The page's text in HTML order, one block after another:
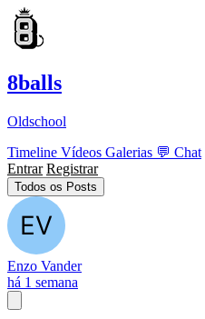
8balls
Oldschool
Timeline Vídeos Galerias 💬 Chat
Entrar Registrar
Todos os Posts
Enzo Vander
há 1 semana